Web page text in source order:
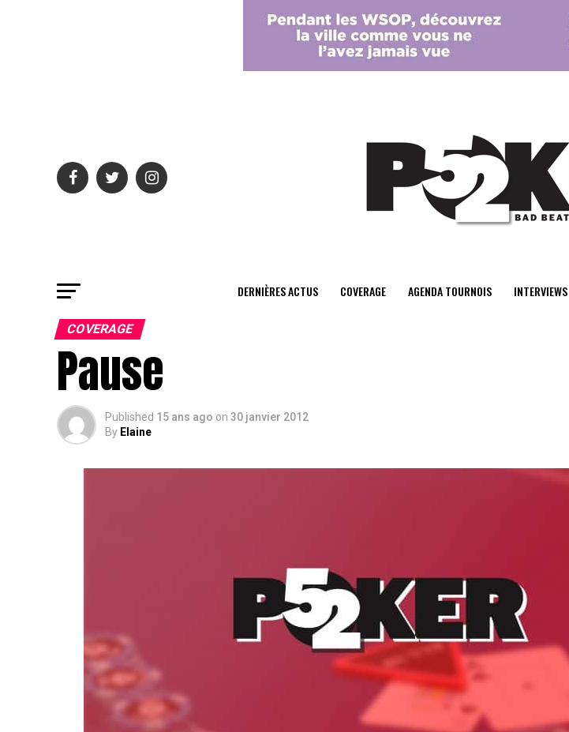
center>
DERNIÈRES ACTUS COVERAGE AGENDA TOURNOIS INTERVIEWS
COVERAGE
Pause
Published 15 ans ago on 30 janvier 2012
By Elaine